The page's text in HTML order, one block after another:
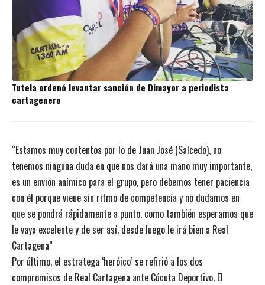
Tutela ordenó levantar sanción de Dimayor a periodista
cartagenero
“Estamos muy contentos por lo de Juan José (Salcedo), no
tenemos ninguna duda en que nos dará una mano muy importante,
es un envión anímico para el grupo, pero debemos tener paciencia
con él porque viene sin ritmo de competencia y no dudamos en
que se pondrá rápidamente a punto, como también esperamos que
le vaya excelente y de ser así, desde luego le irá bien a Real
Cartagena”
Por último, el estratega ‘heróico’ se refirió a los dos
compromisos de Real Cartagena ante Cúcuta Deportivo. El